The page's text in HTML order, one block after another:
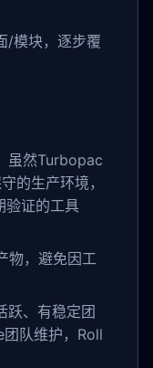
/模块，逐步覆
虽然Turbopac
的生产环境，
验证的工具
物，避免因工
跃、有稳定团
队维护，Roll